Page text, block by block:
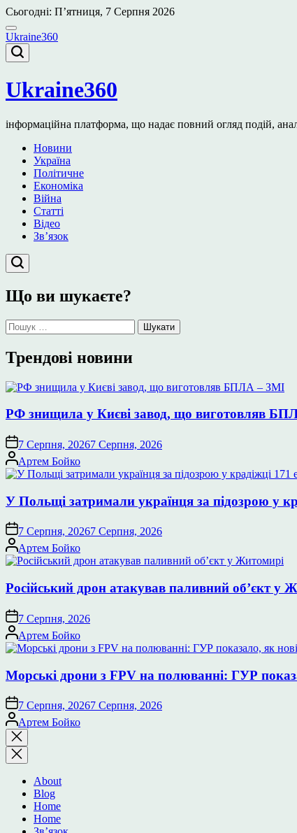
Перейти
до
вмісту
Сьогодні: П’ятниця, 7 Серпня 2026
Ukraine360
Ukraine360
інформаційна платформа, що надає повний огляд подій,
Новини
Україна
Політичне
Економіка
Війна
Статті
Відео
Зв’язок
Що ви шукаєте?
Пошук:
Трендові новини
РФ знищила у Києві завод, що виготовляв
7 Серпня, 20267 Серпня, 2026
Опубліковано
Артем Бойко
У Польщі затримали українця за підозрою у
7 Серпня, 20267 Серпня, 2026
Опубліковано
Артем Бойко
Російський дрон атакував паливний об’єкт у
7 Серпня, 2026
Опубліковано
Артем Бойко
Морські дрони з FPV на полюванні: ГУР
7 Серпня, 20267 Серпня, 2026
Опубліковано
Артем Бойко
Закрити
пошук
About
Blog
Home
Home